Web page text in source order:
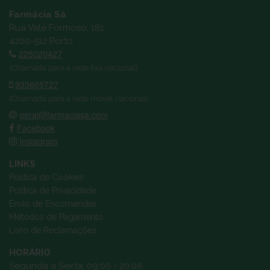
Farmácia Sá
Rua Vale Formoso, 181
4200-512 Porto
225020427
(Chamada para a rede fixa nacional)
933605727
(Chamada para a rede móvel nacional)
geral@farmaciasa.com
Facebook
Instagram
LINKS
Política de Cookies
Política de Privacidade
Envio de Encomendas
Métodos de Pagamento
Livro de Reclamações
HORÁRIO
Segunda a Sexta: 09:00 - 20:00